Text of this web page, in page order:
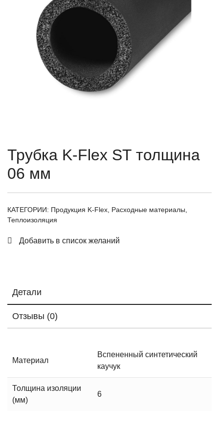
Трубка K-Flex ST толщина
06 мм
КАТЕГОРИИ: Продукция K-Flex Расходные материалы
Теплоизоляция
Добавить в список желаний
Детали
Отзывы (0)
Материал
Вспененный синтетический
каучук
Толщина изоляции
(мм)
6